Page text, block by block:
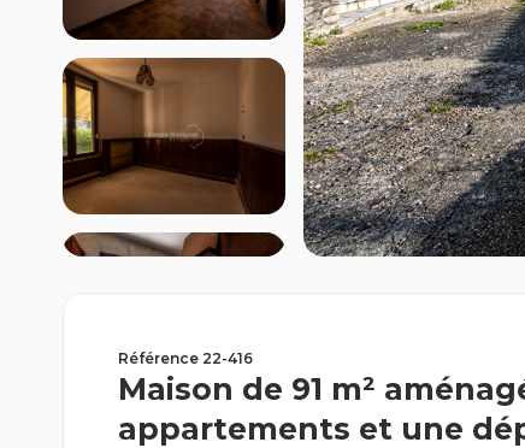
Référence 22-416
Maison de 91 m²
appartements et une